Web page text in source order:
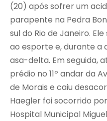
(20) após sofrer um
parapente na Pedra
sul do Rio de Janeiro.
ao esporte e, durante a
asa-delta. Em seguida,
prédio no 11º andar da
de Morais e caiu
Haegler foi socorrido
Hospital Municipal